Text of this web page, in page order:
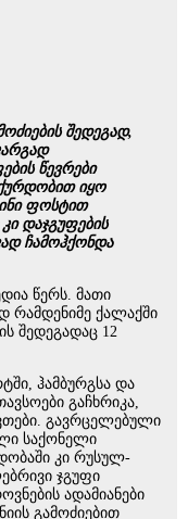
შედეგად,
წევრები
იყო
ფოსტით
დაჯგუფების
ჩამოჰქონდა
წერს. მათი
ქალაქში
შედეგადაც 12
ჰამბურგსა და
გაჩხრიკა,
გავრცელებული
საქონელი
კი რუსულ-
ჯგუფი
ადამიანები
გამოძიებით